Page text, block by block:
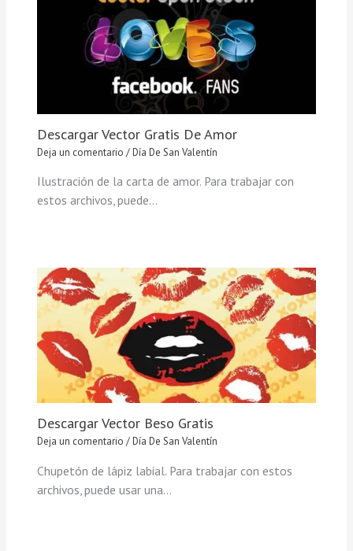
Descargar Vector Gratis De Amor
Deja un comentario /Día De San Valentín
Ilustración de la carta de amor. Para trabajar con
estos archivos, puede…
Descargar Vector Beso Gratis
Deja un comentario /Día De San Valentín
Chupetón de lápiz labial. Para trabajar con estos
archivos, puede usar una…